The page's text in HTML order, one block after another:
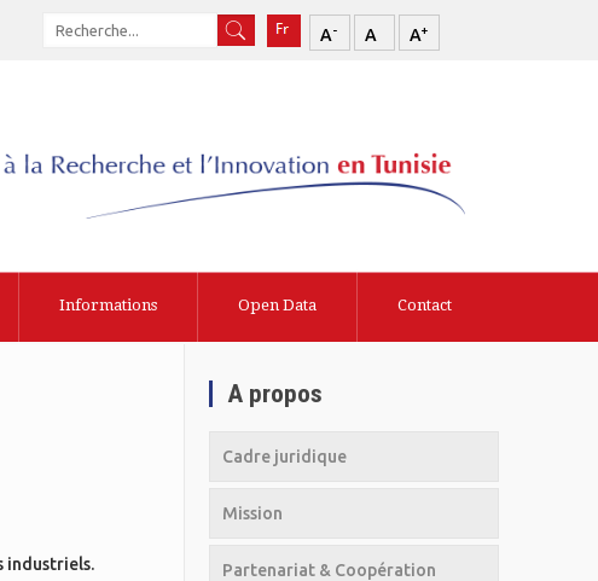
A- A A+
Informations Open Data Contact
industriels.
A propos
Cadre juridique
Mission
Partenariat & Coopération